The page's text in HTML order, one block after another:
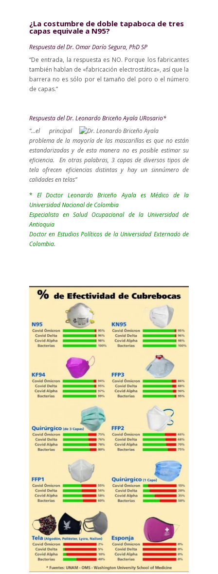
¿La costumbre de doble tapaboca de tres
capas equivale a N95?
Respuesta del Dr. Omar Darío Segura, PhD SP
“De entrada, la respuesta es NO. Porque los fabricantes
también hablan de «fabricación electrostática», así que la
barrera no es sólo por el tamaño del poro o el número
de capas.”
Respuesta del Dr. Leonardo Briceño Ayala URosario*
“…el principal
problema de la mayoría de las mascarillas es que no están
estandarizadas y de esta manera no es posible estimar su
eficiencia. En otras palabras, 3 capas de diversos tipos de
tela ofrecen eficiencias distintas y hay un sinnúmero de
calidades en telas”
* El Doctor Leonardo Briceño Ayala es Médico de la
Universidad Nacional de Colombia
Especialista en Salud Ocupacional de la Universidad de
Antioquia
Doctor en Estudios Políticos de la Universidad Externado de
Colombia.